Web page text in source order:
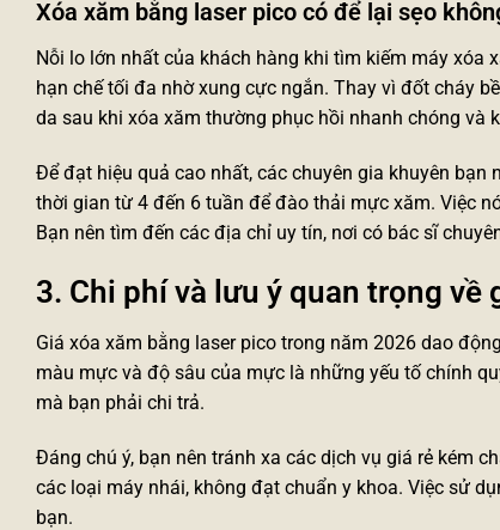
Xóa xăm bằng laser pico có để lại sẹo
Nỗi lo lớn nhất của khách hàng khi tìm kiếm máy xóa
hạn chế tối đa nhờ xung cực ngắn. Thay vì đốt cháy
da sau khi xóa xăm thường phục hồi nhanh chóng và
Để đạt hiệu quả cao nhất, các chuyên gia khuyên
thời gian từ 4 đến 6 tuần để đào thải mực xăm. Việc
Bạn nên tìm đến các địa chỉ uy tín, nơi có bác sĩ
3. Chi phí và lưu ý quan trọng về
Giá xóa xăm bằng laser pico trong năm 2026 dao
màu mực và độ sâu của mực là những yếu tố chính
mà bạn phải chi trả.
Đáng chú ý, bạn nên tránh xa các dịch vụ giá rẻ kém
các loại máy nhái, không đạt chuẩn y khoa. Việc sử
bạn.